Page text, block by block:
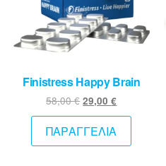
Finistress Happy Brain
58,00€Original
price
was:
58,00 €.
29,00€Η
τρέχουσα
είναι:
ΠΑΡΑΓΓΕΛΙΑ